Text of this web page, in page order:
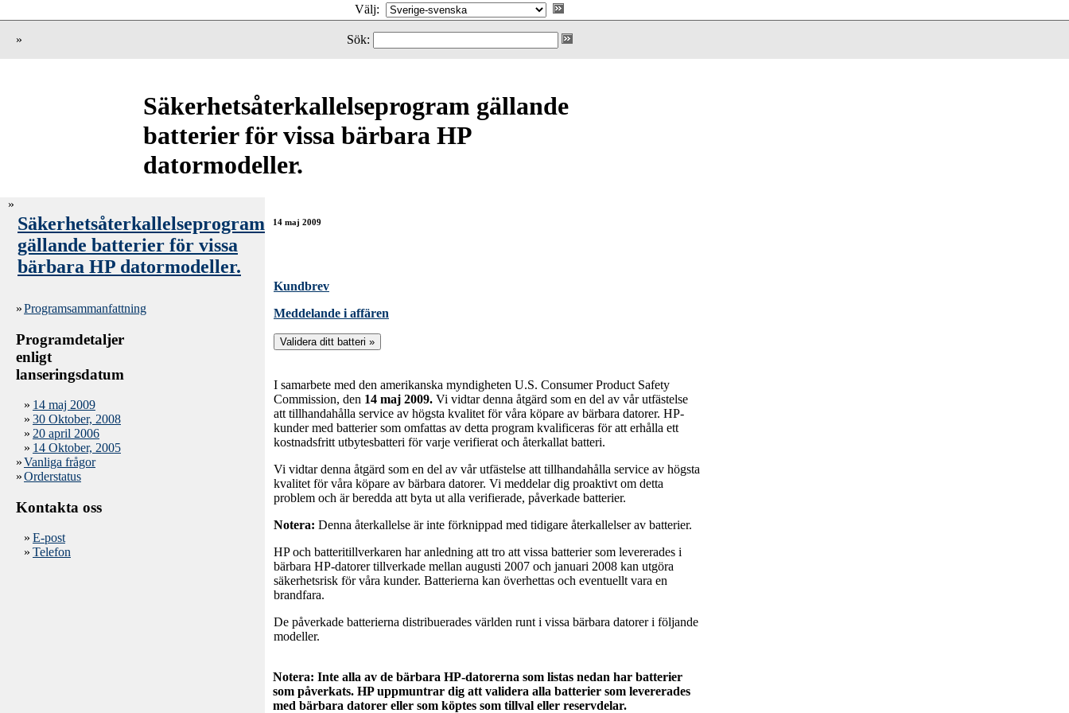
Välj:
» Sök:
Säkerhetsåterkallelseprogram gällande
batterier för vissa bärbara HP
datormodeller.
»
Säkerhetsåterkallelseprogram
gällande batterier för vissa
bärbara HP datormodeller.
»Programsammanfattning
Programdetaljer
enligt
lanseringsdatum
» 14 maj 2009
» 30 Oktober, 2008
» 20 april 2006
» 14 Oktober, 2005
»Vanliga frågor
»Orderstatus
Kontakta oss
» E-post
» Telefon
14 maj 2009
Kundbrev
Meddelande i affären
I samarbete med den amerikanska myndigheten U.S. Consumer Product Safety
Commission, den 14 maj 2009. Vi vidtar denna åtgärd som en del av vår utfästelse
att tillhandahålla service av högsta kvalitet för våra köpare av bärbara datorer. HP-
kunder med batterier som omfattas av detta program kvalificeras för att erhålla ett
kostnadsfritt utbytesbatteri för varje verifierat och återkallat batteri.
Vi vidtar denna åtgärd som en del av vår utfästelse att tillhandahålla service av högsta
kvalitet för våra köpare av bärbara datorer. Vi meddelar dig proaktivt om detta
problem och är beredda att byta ut alla verifierade, påverkade batterier.
Notera: Denna återkallelse är inte förknippad med tidigare återkallelser av batterier.
HP och batteritillverkaren har anledning att tro att vissa batterier som levererades i
bärbara HP-datorer tillverkade mellan augusti 2007 och januari 2008 kan utgöra
säkerhetsrisk för våra kunder. Batterierna kan överhettas och eventuellt vara en
brandfara.
De påverkade batterierna distribuerades världen runt i vissa bärbara datorer i följande
modeller.
Notera: Inte alla av de bärbara HP-datorerna som listas nedan har batterier
som påverkats. HP uppmuntrar dig att validera alla batterier som levererades
med bärbara datorer eller som köptes som tillval eller reservdelar.